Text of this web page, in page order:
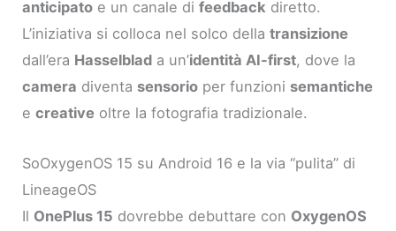
anticipato e un canale difeedback diretto.
L’iniziativa si colloca nel solco dellatransizione
dall’era Hasselblad a un’identità AI-first, dove la
camera diventa sensorio per funzioni semantiche
ecreative oltre la fotografia tradizionale.
SoOxygenOS 15 su Android 16 e la via “pulita” di
LineageOS
Il OnePlus 15 dovrebbe debuttare con OxygenOS